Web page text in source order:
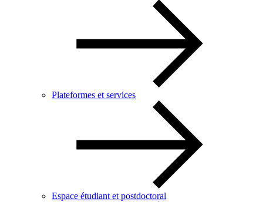
Plateformes et services
Espace étudiant et postdoctoral